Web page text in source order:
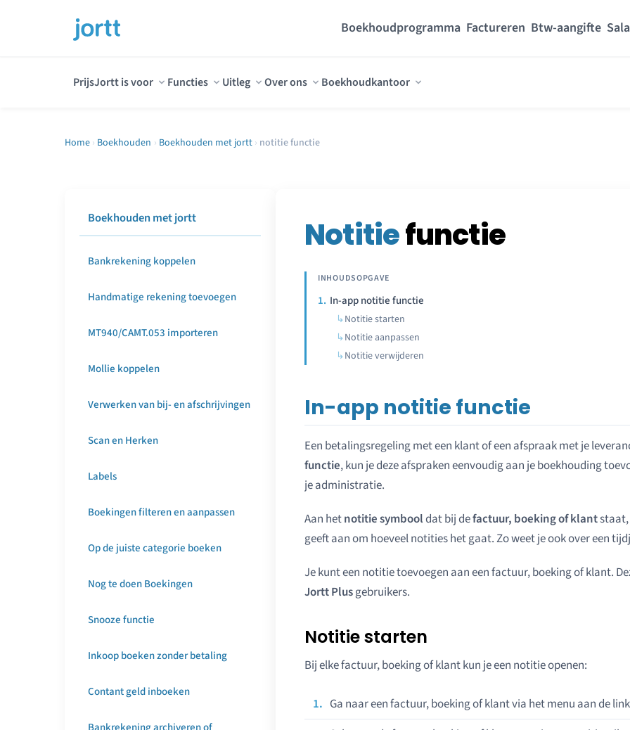
Boekhoudprogramma Factureren Btw-aangifte
PrijsJortt is voor Functies Uitleg Over ons Boekhoudkantoor
Home › Boekhouden › Boekhouden met jortt › notitie functie
Boekhouden met jortt
Bankrekening koppelen
Handmatige rekening toevoegen
MT940/CAMT.053 importeren
Mollie koppelen
Verwerken van bij- en afschrijvingen
Scan en Herken
Labels
Boekingen filteren en aanpassen
Op de juiste categorie boeken
Nog te doen Boekingen
Snooze functie
Inkoop boeken zonder betaling
Contant geld inboeken
Notitiefunctie
In-app notitie functie
Notitie starten
Notitie aanpassen
Notitie verwijderen
In-app notitie functie
Een betalingsregeling met een klant of een afspraak met je
functie, kun je deze afspraken eenvoudig aan je boekhouding
je administratie.
Aan hetnotitie symbooldat bij defactuur, boeking of klantstaat,
geeft aan om hoeveel notities het gaat. Zo weet je ook over een
Je kunt een notitie toevoegen aan een factuur, boeking of klant.
Jortt Plusgebruikers.
Notitie starten
Bij elke factuur, boeking of klant kun je een notitie openen:
Ga naar een factuur, boeking of klant via het menu aan de